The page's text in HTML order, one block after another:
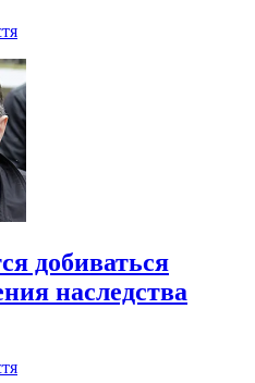
добиваться
наследства